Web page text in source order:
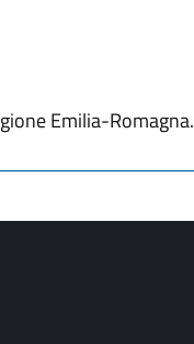
Emilia-Romagna.